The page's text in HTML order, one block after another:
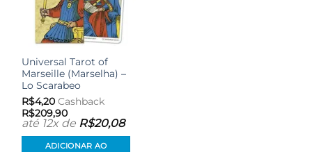
Universal Tarot of
Marseille (Marselha) –
Lo Scarabeo
R$4,20 Cashback
R$209,90
até 12x de R$20,08
ADICIONAR AO